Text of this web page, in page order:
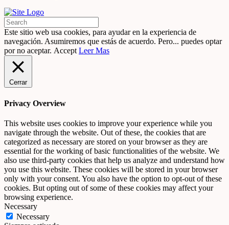
Este sitio web usa cookies, para ayudar en la experiencia de
navegación. Asumiremos que estás de acuerdo. Pero... puedes optar
por no aceptar. Accept Leer Mas
Cerrar
Privacy Overview
This website uses cookies to improve your experience while you
navigate through the website. Out of these, the cookies that are
categorized as necessary are stored on your browser as they are
essential for the working of basic functionalities of the website. We
also use third-party cookies that help us analyze and understand how
you use this website. These cookies will be stored in your browser
only with your consent. You also have the option to opt-out of these
cookies. But opting out of some of these cookies may affect your
browsing experience.
Necessary
Necessary